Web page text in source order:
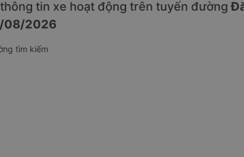
tin xe hoạt động trên tuyến đường
08/2026
tìm kiếm